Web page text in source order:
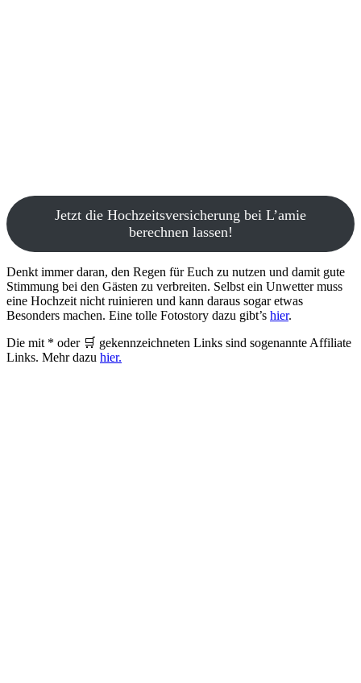
Jetzt die Hochzeitsversicherung bei L’amie
berechnen lassen!
Denkt immer daran, den Regen für Euch zu nutzen und damit gute
Stimmung bei den Gästen zu verbreiten. Selbst ein Unwetter muss
eine Hochzeit nicht ruinieren und kann daraus sogar etwas
Besonders machen. Eine tolle Fotostory dazu gibt’s hier.
Die mit * oder 🛒 gekennzeichneten Links sind sogenannte Affiliate
Links. Mehr dazu hier.